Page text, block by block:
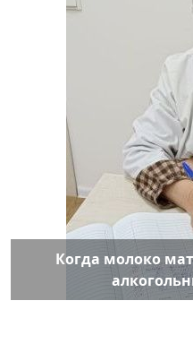
Когда молоко